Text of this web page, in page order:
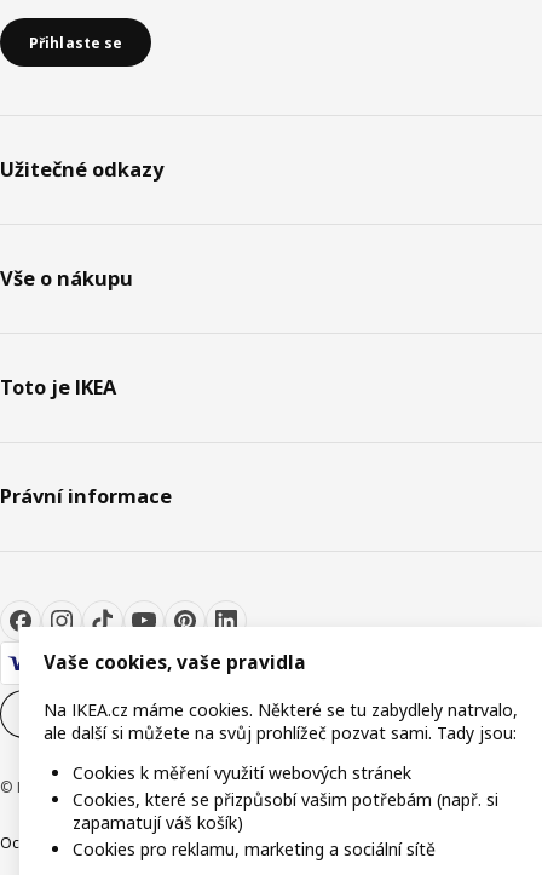
Přihlaste se
Užitečné odkazy
Vše o nákupu
Toto je IKEA
Právní informace
Nastavení souborů cookie CS
© Inter IKEA Systems B.V. 1999-2026
Ochrana osobních údajů CookiesSpolečně bezpečněDigitální přístupnost
Vaše cookies, vaše pravidla
Na IKEA.cz máme cookies. Některé se tu zabydlely natrvalo,
ale další si můžete na svůj prohlížeč pozvat sami. Tady jsou:
Cookies k měření využití webových stránek
Cookies, které se přizpůsobí vašim potřebám (např. si
zapamatují váš košík)
Cookies pro reklamu, marketing a sociální sítě